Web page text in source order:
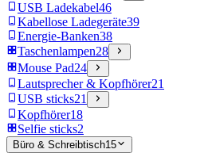
USB Ladekabel46
Kabellose Ladegeräte39
Energie-Banken38
Taschenlampen28
Mouse Pad24
Lautsprecher & Kopfhörer21
USB sticks21
Kopfhörer18
Selfie sticks2
Büro & Schreibtisch15